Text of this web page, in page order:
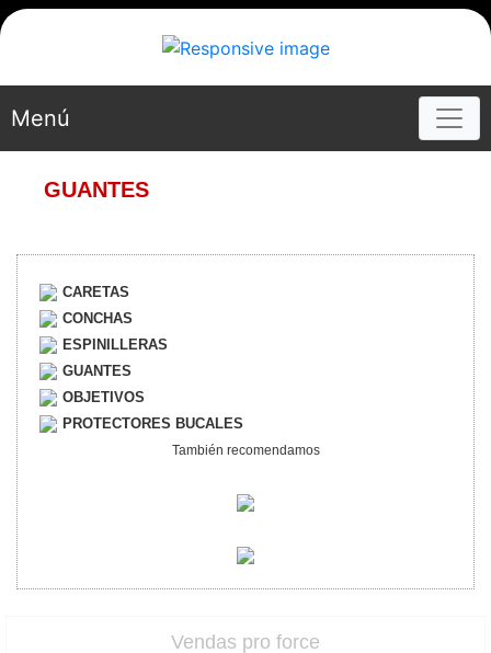
Menú
GUANTES
CARETAS
CONCHAS
ESPINILLERAS
GUANTES
OBJETIVOS
PROTECTORES BUCALES
También recomendamos
Vendas pro force